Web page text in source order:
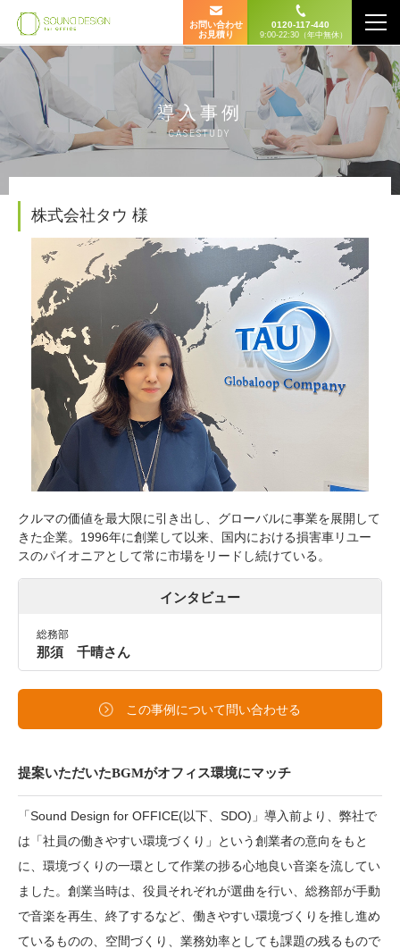
お問い合わせ
お見積り
0120-117-440
9:00-22:30（年中無休）
導入事例
CASESTUDY
株式会社タウ 様
クルマの価値を最大限に引き出し、グローバルに事業を展開して
きた企業。1996年に創業して以来、国内における損害車リユー
スのパイオニアとして常に市場をリードし続けている。
インタビュー
総務部
那須 千晴さん
この事例について問い合わせる
提案いただいたBGMがオフィス環境にマッチ
「Sound Design for OFFICE(以下、SDO)」導入前より、弊社で
は「社員の働きやすい環境づくり」という創業者の意向をもと
に、環境づくりの一環として作業の捗る心地良い音楽を流してい
ました。創業当時は、役員それぞれが選曲を行い、総務部が手動
で音楽を再生、終了するなど、働きやすい環境づくりを推し進め
ているものの、空間づくり、業務効率としても課題の残るもので